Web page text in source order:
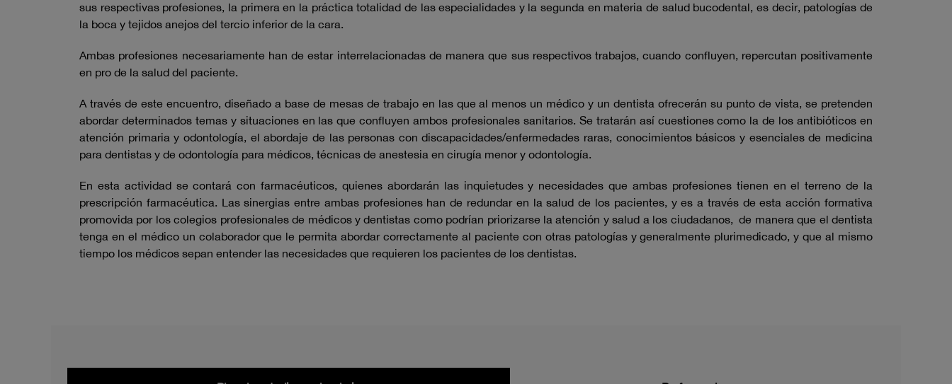
sus respectivas profesiones, la primera en la práctica totalidad de las especialidades y la segunda en materia de salud bucodental, es decir, patologías de
la boca y tejidos anejos del tercio inferior de la cara.
Ambas profesiones necesariamente han de estar interrelacionadas de manera que sus respectivos trabajos, cuando confluyen, repercutan positivamente
en pro de la salud del paciente.
A través de este encuentro, diseñado a base de mesas de trabajo en las que al menos un médico y un dentista ofrecerán su punto de vista, se pretenden
abordar determinados temas y situaciones en las que confluyen ambos profesionales sanitarios. Se tratarán así cuestiones como la de los antibióticos en
atención primaria y odontología, el abordaje de las personas con discapacidades/enfermedades raras, conocimientos básicos y esenciales de medicina
para dentistas y de odontología para médicos, técnicas de anestesia en cirugía menor y odontología.
En esta actividad se contará con farmacéuticos, quienes abordarán las inquietudes y necesidades que ambas profesiones tienen en el terreno de la
prescripción farmacéutica. Las sinergias entre ambas profesiones han de redundar en la salud de los pacientes, y es a través de esta acción formativa
promovida por los colegios profesionales de médicos y dentistas como podrían priorizarse la atención y salud a los ciudadanos, de manera que el dentista
tenga en el médico un colaborador que le permita abordar correctamente al paciente con otras patologías y generalmente plurimedicado, y que al mismo
tiempo los médicos sepan entender las necesidades que requieren los pacientes de los dentistas.